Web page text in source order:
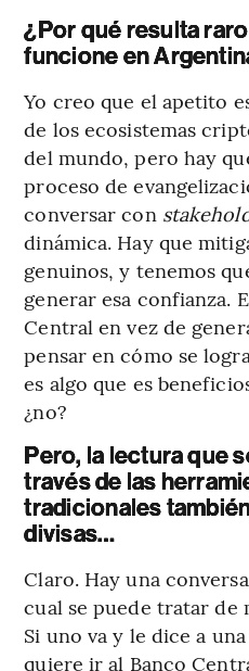
¿Por qué resulta
funcione en
Yo creo que el apetito
de los ecosistemas
del mundo, pero hay
proceso de
conversar con
dinámica. Hay que
genuinos, y tenemos
generar esa confianza.
Central en vez de
pensar en cómo se
es algo que es
¿no?
Pero, la lectura que
través de las
tradicionales
divisas…
Claro. Hay una
cual se puede tratar de
Si uno va y le dice a
quiere ir al Banco